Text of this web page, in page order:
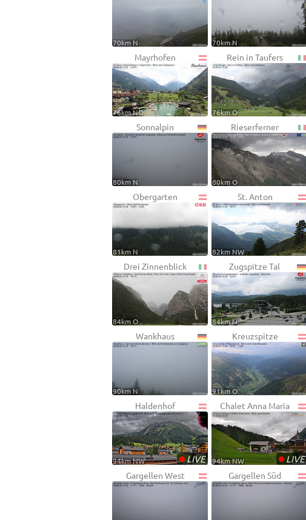
70km N 70km N
Mayrhofen
76km NO
Rein in Taufers
76km O
Sonnalpin
80km N
Rieserferner
80km O
Obergarten
81km N
St. Anton
82km NW
Drei Zinnenblick
84km O
Zugspitze Tal
84km N
Wankhaus
90km N
Kreuzspitze
91km O
Haldenhof
•LIVE
94km NW
Chalet Anna Maria
•LIVE
94km NW
Gargellen West Gargellen Süd